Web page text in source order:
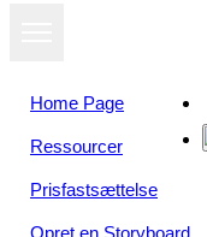
Home Page
Ressourcer
Prisfastsættelse
Opret en Storyboard